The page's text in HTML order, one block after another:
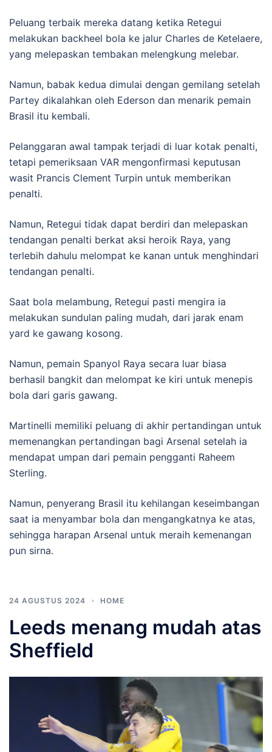
Peluang terbaik mereka datang ketika Retegui
melakukan backheel bola ke jalur Charles de Ketelaere,
yang melepaskan tembakan melengkung melebar.
Namun, babak kedua dimulai dengan gemilang setelah
Partey dikalahkan oleh Ederson dan menarik pemain
Brasil itu kembali.
Pelanggaran awal tampak terjadi di luar kotak penalti,
tetapi pemeriksaan VAR mengonfirmasi keputusan
wasit Prancis Clement Turpin untuk memberikan
penalti.
Namun, Retegui tidak dapat berdiri dan melepaskan
tendangan penalti berkat aksi heroik Raya, yang
terlebih dahulu melompat ke kanan untuk menghindari
tendangan penalti.
Saat bola melambung, Retegui pasti mengira ia
melakukan sundulan paling mudah, dari jarak enam
yard ke gawang kosong.
Namun, pemain Spanyol Raya secara luar biasa
berhasil bangkit dan melompat ke kiri untuk menepis
bola dari garis gawang.
Martinelli memiliki peluang di akhir pertandingan untuk
memenangkan pertandingan bagi Arsenal setelah ia
mendapat umpan dari pemain pengganti Raheem
Sterling.
Namun, penyerang Brasil itu kehilangan keseimbangan
saat ia menyambar bola dan mengangkatnya ke atas,
sehingga harapan Arsenal untuk meraih kemenangan
pun sirna.
24 AGUSTUS 2024 HOME
Leeds menang mudah atas
Sheffield